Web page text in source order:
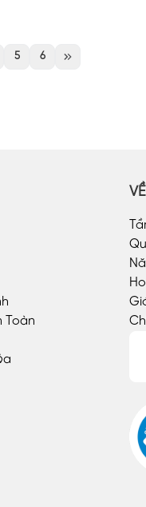
5 6
Toàn